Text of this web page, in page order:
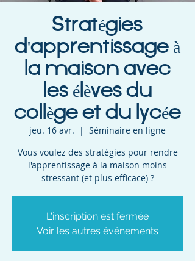
Stratégies
d'apprentissage à
la maison avec
les élèves du
collège et du lycée
jeu. 16 avr.
  |
Séminaire en ligne
Vous voulez des stratégies pour rendre
l'apprentissage à la maison moins
stressant (et plus efficace) ?
L'inscription est fermée
Voir les autres événements